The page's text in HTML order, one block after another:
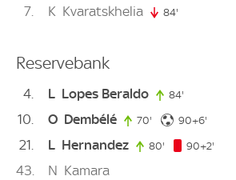
7 K Kvaratskhelia 84'
Reservebank
4 L Lopes Beraldo 84'
10 O Dembélé 70' 70. minute
90+6'
21 L Hernandez 80' 80. minute
90+2'
43 N Kamara